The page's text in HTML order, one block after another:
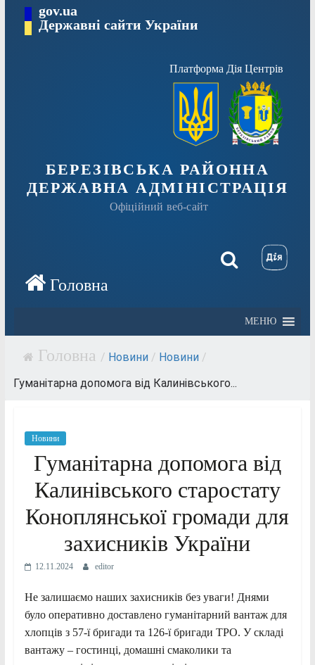
Перейтиgov.ua
Державні сайти України
Платформа Дія Центрів
БЕРЕЗІВСЬКА РАЙОННА
ДЕРЖАВНА АДМІНІСТРАЦІЯ
Офіційний веб-сайт
МЕНЮ
/ Новини / Новини /
Гуманітарна допомога від Калинівського...
Новини
Гуманітарна допомога від
Калинівського старостату
Коноплянської громади для
захисників України
12.11.2024 editor
Не залишаємо наших захисників без уваги! Днями
було оперативно доставлено гуманітарний вантаж для
хлопців з 57-ї бригади та 126-ї бригади ТРО. У складі
вантажу – гостинці, домашні смаколики та